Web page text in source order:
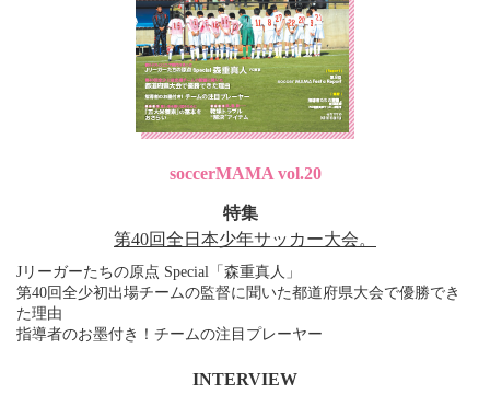
soccerMAMA vol.20
特集
第40回全日本少年サッカー大会。
Jリーガーたちの原点 Special「森重真人」
第40回全少初出場チームの監督に聞いた都道府県大会で優勝でき
た理由
指導者のお墨付き！チームの注目プレーヤー
INTERVIEW